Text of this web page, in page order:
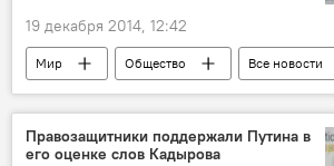
19 декабря 2014, 12:42
Мир Общество
Все новости
Казахстан
ИГИЛ ОДКБ
Правозащитники поддержали Путина в
его оценке слов Кадырова